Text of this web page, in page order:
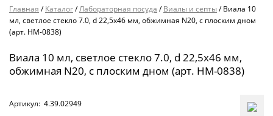
Главная /Каталог/Лабораторная посуда /Виалы и септы/Виала 10
мл, светлое стекло 7.0, d 22,5x46 мм, обжимная N20, с плоским дном
(арт. HM-0838)
Виала 10 мл, светлое стекло 7.0, d 22,5x46 мм,
обжимная N20, с плоским дном (арт. HM-0838)
Артикул: 4.39.02949